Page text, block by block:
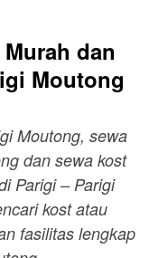
dan
Moutong
Moutong, sewa
dan sewa kost
Parigi – Parigi
kost atau
fasilitas lengkap